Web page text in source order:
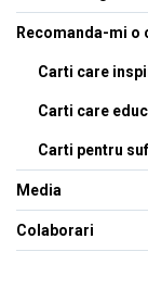
Recomanda-mi o
Carti care
Carti care
Carti pentru
Media
Colaborari